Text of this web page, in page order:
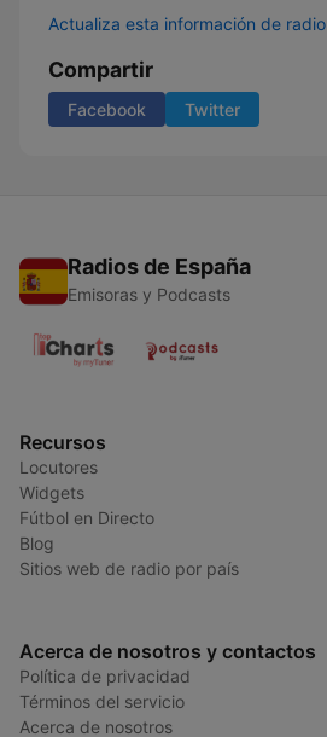
Actualiza esta información de radio
Compartir
Facebook Twitter
Radios de España
Emisoras y Podcasts
Recursos
Locutores
Widgets
Fútbol en Directo
Blog
Sitios web de radio por país
Acerca de nosotros y contactos
Política de privacidad
Términos del servicio
Acerca de nosotros